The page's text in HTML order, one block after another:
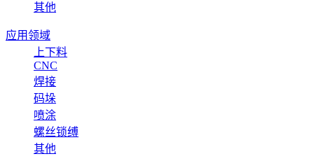
其他
应用领域
上下料
CNC
焊接
码垛
喷涂
螺丝锁缚
其他